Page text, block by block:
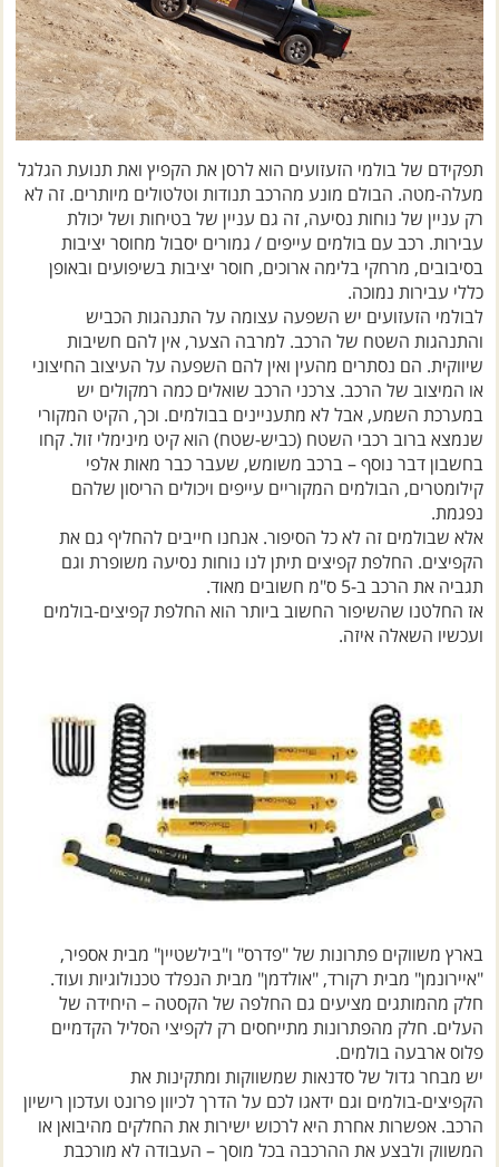
תפקידם של בולמי הזעזועים הוא לרסן את הקפיץ ואת תנועת הגלגל
מעלה-מטה. הבולם מונע מהרכב תנודות וטלטולים מיותרים. זה לא
רק עניין של נוחות נסיעה, זה גם עניין של בטיחות ושל יכולת
עבירות. רכב עם בולמים עייפים / גמורים יסבול מחוסר יציבות
בסיבובים, מרחקי בלימה ארוכים, חוסר יציבות בשיפועים ובאופן
כללי עבירות נמוכה.
לבולמי הזעזועים יש השפעה עצומה על התנהגות הכביש
והתנהגות השטח של הרכב. למרבה הצער, אין להם חשיבות
שיווקית. הם נסתרים מהעין ואין להם השפעה על העיצוב החיצוני
או המיצוב של הרכב. צרכני הרכב שואלים כמה רמקולים יש
במערכת השמע, אבל לא מתעניינים בבולמים. וכך, הקיט המקורי
שנמצא ברוב רכבי השטח (כביש-שטח) הוא קיט מינימלי זול. קחו
בחשבון דבר נוסף – ברכב משומש, שעבר כבר מאות אלפי
קילומטרים, הבולמים המקוריים עייפים ויכולים הריסון שלהם
נפגמת.
אלא שבולמים זה לא כל הסיפור. אנחנו חייבים להחליף גם את
הקפיצים. החלפת קפיצים תיתן לנו נוחות נסיעה משופרת וגם
תגביה את הרכב ב-5 ס"מ חשובים מאוד.
אז החלטנו שהשיפור החשוב ביותר הוא החלפת קפיצים-בולמים
ועכשיו השאלה איזה.
בארץ משווקים פתרונות של "פדרס" ו"בילשטיין" מבית אספיר,
"איירונמן" מבית רקורד, "אולדמן" מבית הנפלד טכנולוגיות ועוד.
חלק מהמותגים מציעים גם החלפה של הקסטה – היחידה של
העלים. חלק מהפתרונות מתייחסים רק לקפיצי הסליל הקדמיים
פלוס ארבעה בולמים.
יש מבחר גדול של סדנאות שמשווקות ומתקינות את
הקפיצים-בולמים וגם ידאגו לכם על הדרך לכיוון פרונט ועדכון רישיון
הרכב. אפשרות אחרת היא לרכוש ישירות את החלקים מהיבואן או
המשווק ולבצע את ההרכבה בכל מוסך – העבודה לא מורכבת